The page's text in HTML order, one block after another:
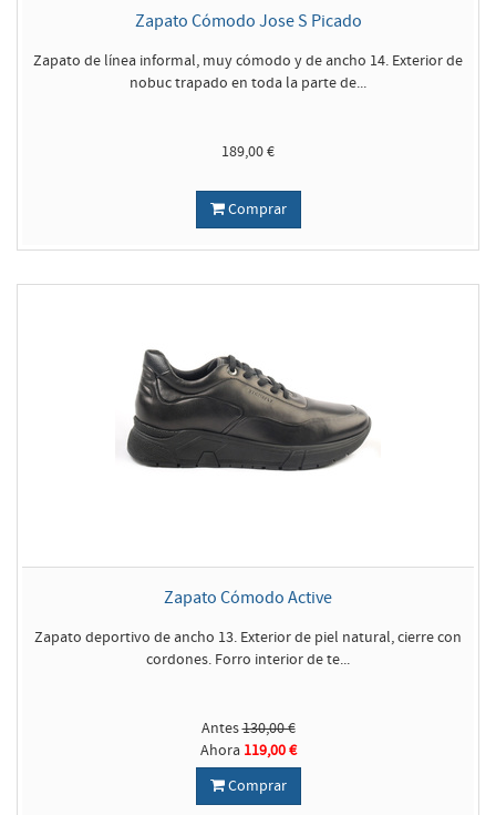
Zapato Cómodo Jose S Picado
Zapato de línea informal, muy cómodo y de ancho 14. Exterior de
nobuc trapado en toda la parte de...
189,00 €
Comprar
Zapato Cómodo Active
Zapato deportivo de ancho 13. Exterior de piel natural, cierre con
cordones. Forro interior de te...
Antes130,00 €
Ahora 119,00 €
Comprar